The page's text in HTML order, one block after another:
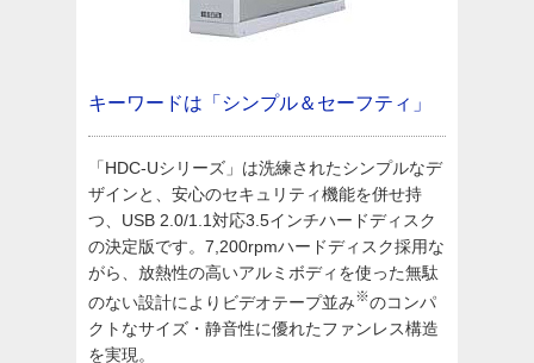
キーワードは「シンプル＆セーフティ」
「HDC-Uシリーズ」は洗練されたシンプルなデ
ザインと、安心のセキュリティ機能を併せ持
つ、USB 2.0/1.1対応3.5インチハードディスク
の決定版です。7,200rpmハードディスク採用な
がら、放熱性の高いアルミボディを使った無駄
のない設計によりビデオテープ並み※のコンパ
クトなサイズ・静音性に優れたファンレス構造
を実現。